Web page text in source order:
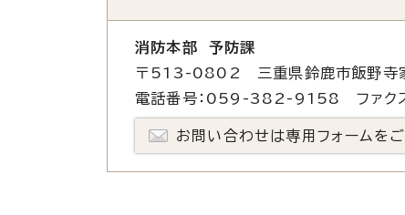
消防本部 予防課
〒513-0802 三重県鈴鹿市飯野寺
電話番号：059-382-9158 ファ
お問い合わせは専用フォームをご